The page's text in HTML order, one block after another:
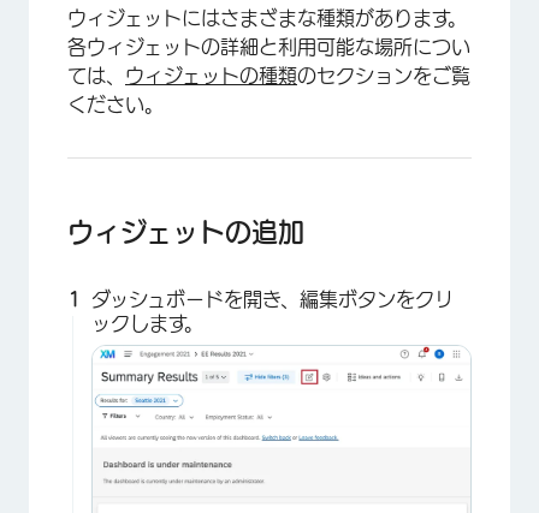
ウィジェットにはさまざまな種類があります。
各ウィジェットの詳細と利用可能な場所につい
ては、 ウィジェットの種類のセクションをご覧
ください。
ウィジェットの追加
ダッシュボードを開き、編集ボタンをクリ
ックします。